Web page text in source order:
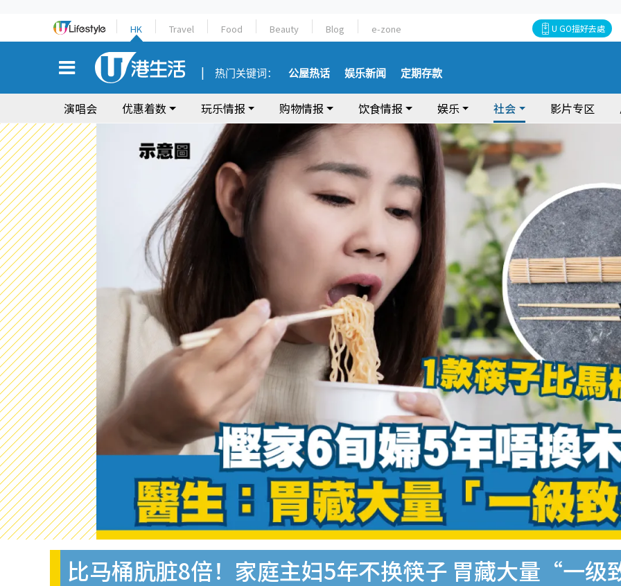
HK Travel Food Beauty Blog e-zone U GO搵好去處
热门关键词： 公屋热话 娱乐新闻 定期存款
演唱会 优惠着数 玩乐情报 购物情报 饮食情报 娱乐 社会 影片专区
比马桶肮脏8倍！家庭主妇5年不换筷子 胃藏大量“一